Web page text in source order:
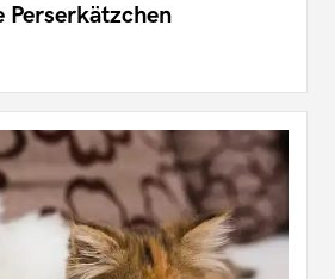
Perserkätzchen